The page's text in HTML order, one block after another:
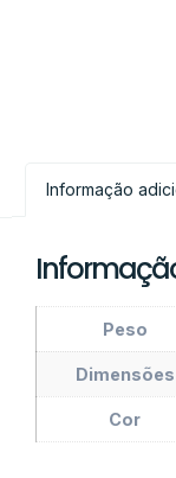
Informação
Peso
Dimensões
Cor